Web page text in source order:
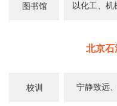
图书馆
以化工、
北京石
校训 宁静致远